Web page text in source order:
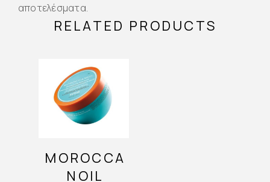
αποτελέσματα.
RELATED PRODUCTS
MOROCCA
NOIL